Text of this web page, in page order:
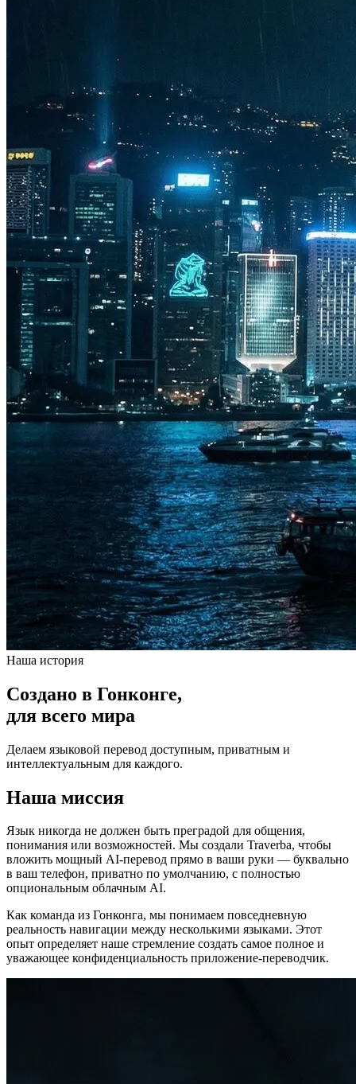
Наша история
Создано в Гонконге,
для всего мира
Делаем языковой перевод доступным, приватным и
интеллектуальным для каждого.
Наша миссия
Язык никогда не должен быть преградой для общения,
понимания или возможностей. Мы создали Traverba, чтобы
вложить мощный AI-перевод прямо в ваши руки — буквально
в ваш телефон, приватно по умолчанию, с полностью
опциональным облачным AI.
Как команда из Гонконга, мы понимаем повседневную
реальность навигации между несколькими языками. Этот
опыт определяет наше стремление создать самое полное и
уважающее конфиденциальность приложение-переводчик.